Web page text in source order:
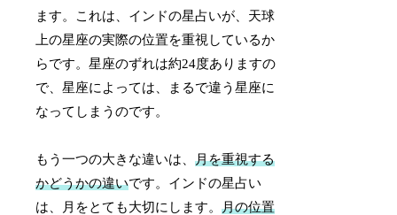
ます。これは、インドの星占いが、天球
上の星座の実際の位置を重視しているか
らです。星座のずれは約24度ありますの
で、星座によっては、まるで違う星座に
なってしまうのです。
もう一つの大きな違いは、月を重視する
かどうかの違いです。インドの星占い
は、月をとても大切にします。月の位置